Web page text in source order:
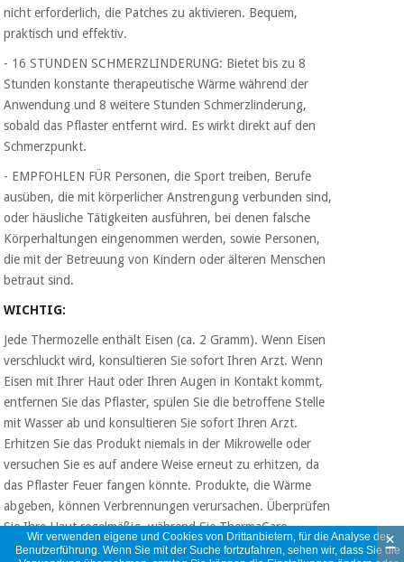
nicht erforderlich, die Patches zu aktivieren. Bequem,
praktisch und effektiv.
- 16 STUNDEN SCHMERZLINDERUNG: Bietet bis zu 8
Stunden konstante therapeutische Wärme während der
Anwendung und 8 weitere Stunden Schmerzlinderung,
sobald das Pflaster entfernt wird. Es wirkt direkt auf den
Schmerzpunkt.
- EMPFOHLEN FÜR Personen, die Sport treiben, Berufe
ausüben, die mit körperlicher Anstrengung verbunden sind,
oder häusliche Tätigkeiten ausführen, bei denen falsche
Körperhaltungen eingenommen werden, sowie Personen,
die mit der Betreuung von Kindern oder älteren Menschen
betraut sind.
WICHTIG:
Jede Thermozelle enthält Eisen (ca. 2 Gramm). Wenn Eisen
verschluckt wird, konsultieren Sie sofort Ihren Arzt. Wenn
Eisen mit Ihrer Haut oder Ihren Augen in Kontakt kommt,
entfernen Sie das Pflaster, spülen Sie die betroffene Stelle
mit Wasser ab und konsultieren Sie sofort Ihren Arzt.
Erhitzen Sie das Produkt niemals in der Mikrowelle oder
versuchen Sie es auf andere Weise erneut zu erhitzen, da
das Pflaster Feuer fangen könnte. Produkte, die Wärme
abgeben, können Verbrennungen verursachen. Überprüfen
Sie Ihre Haut regelmäßig, während Sie ThermaCare
verwenden. Wenn Sie Anzeichen einer Reizung oder eines
Wir verwenden eigene und Cookies von Drittanbietern, für die Analyse der
Benutzerführung. Wenn Sie mit der Suche fortzufahren, sehen wir, dass Sie die
×